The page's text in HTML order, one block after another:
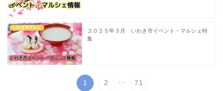
いわき市グルメ
２０２５年３月 いわき市イベント・マルシェ特
集
1 2 ... 71
泉・植田・遠野・田人方面